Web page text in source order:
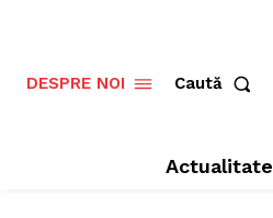
DESPRE NOI Caută
Actualitate